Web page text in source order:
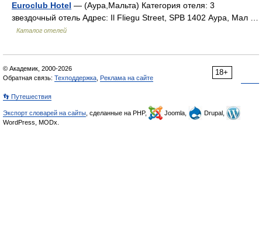
Euroclub Hotel — (Аура,Мальта) Категория отеля: 3
звездочный отель Адрес: Il Fliegu Street, SPB 1402 Аура, Мал …
Каталог отелей
18+
© Академик, 2000-2026
Обратная связь: Техподдержка Реклама на сайте
👣 Путешествия
Экспорт словарей на сайты , сделанные на PHP, Joomla,
Drupal,
WordPress, MODx.